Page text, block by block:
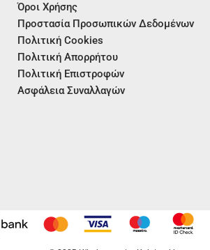
Όροι Χρήσης
Προστασία Προσωπικών Δεδομένων
Πολιτική Cookies
Πολιτική Απορρήτου
Πολιτική Επιστροφών
Ασφάλεια Συναλλαγών